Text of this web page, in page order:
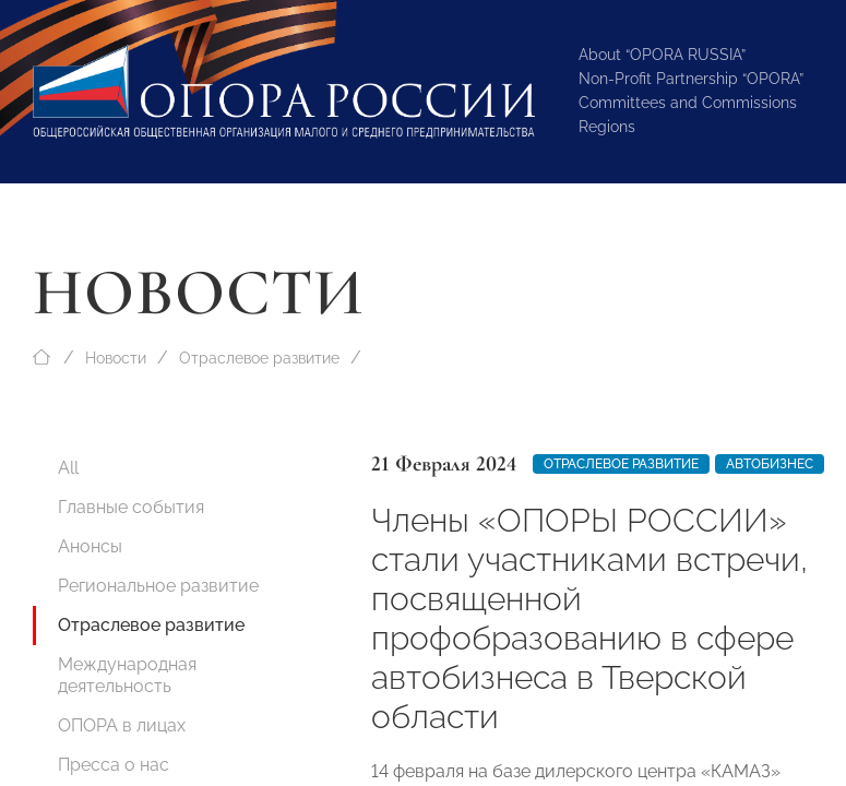
About “OPORA RUSSIA”
Non-Profit Partnership “OPORA”
Committees and Commissions
Regions
НОВОСТИ
Новости Отраслевое развитие
All
Главные события
Анонсы
Региональное развитие
Отраслевое развитие
Международная
деятельность
ОПОРА в лицах
Пресса о нас
21 Февраля 2024 ОТРАСЛЕВОЕ РАЗВИТИЕ АВТОБИЗНЕС
Члены «ОПОРЫ РОССИИ»
стали участниками встречи,
посвященной
профобразованию в сфере
автобизнеса в Тверской
области
14 февраля на базе дилерского центра «КАМАЗ»